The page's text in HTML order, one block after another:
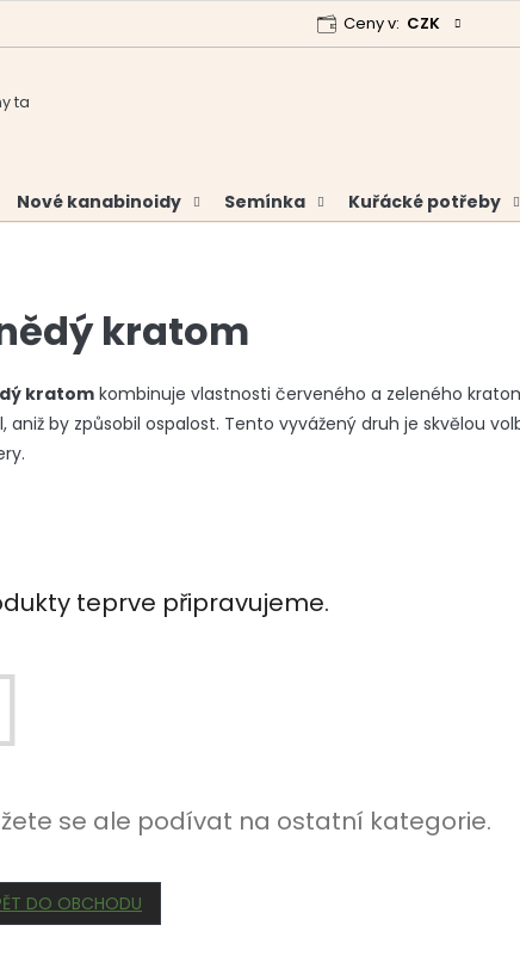
Analýzy a certifikáty
Ceny v: CZK
Nové kanabinoidy Semínka Kuřácké potřeby
kratom
kratom kombinuje vlastnosti červeného a zeleného
aniž by způsobil ospalost. Tento vyvážený druh je skvělou
teprve připravujeme.
se ale podívat na ostatní kategorie.
DO OBCHODU